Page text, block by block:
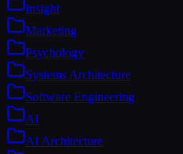
Insight
Marketing
Psychology
Systems Architecture
Software Engineering
AI
AI Architecture